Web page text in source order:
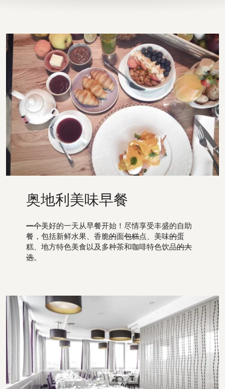
奥地利美味早餐
一个美好的一天从早餐开始！尽情享受丰盛的自助
餐，包括新鲜水果、香脆的面包糕点、美味的蛋
糕、地方特色美食以及多种茶和咖啡特色饮品的大
选。